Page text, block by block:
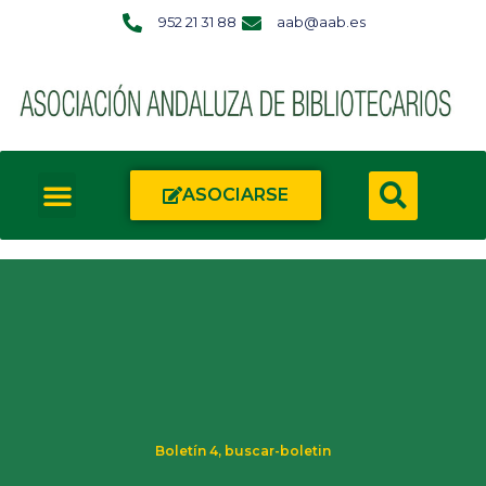
952 21 31 88 aab@aab.es
ASOCIARSE
Boletín 4, buscar-boletin